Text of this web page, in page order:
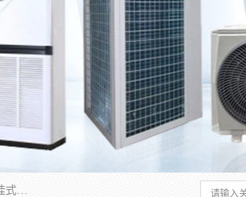
防爆正压分析小屋；不锈钢、碳钢材质防爆正压通风柜，分上下、左右、外挂三种款式；立式、挂式防爆配电柜体；不锈钢、碳钢防爆变频、磁力、星三角启动器；不锈钢、碳钢、铸铝防爆控制箱柜；可操作按键、多块式防爆仪表箱；多材质防爆接线箱；台式防爆电脑、防爆监视器。产品适配石油、化工、煤炭、电力、纺织、酿酒、航天、铁路、冶金、船舶、消防、市政等多行业工况使用。